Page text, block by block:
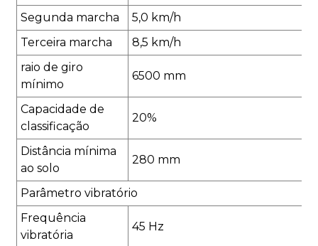
Segunda marcha
5,0 km/h
Terceira marcha
8,5 km/h
raio de giro
mínimo
6500 mm
Capacidade de
classificação
20%
Distância mínima
ao solo
280 mm
Parâmetro vibratório
Frequência
vibratória
45 Hz